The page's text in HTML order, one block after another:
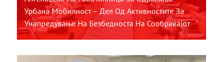
Урбана Мобилност – Дел Од Активностите За
Унапредување На Безбедноста На Сообраќајот